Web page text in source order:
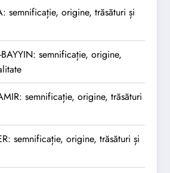
semnificație, origine, trăsături și
BAYYIN: semnificație, origine,
semnificație, origine, trăsături
semnificație, origine, trăsături și